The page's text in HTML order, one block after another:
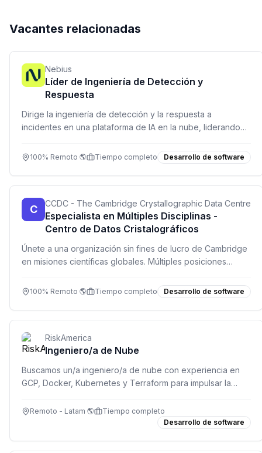
Vacantes relacionadas
Nebius
Líder de Ingeniería de Detección y
Respuesta
Dirige la ingeniería de detección y la respuesta a
incidentes en una plataforma de IA en la nube, liderando
100% Remoto 🌎 Tiempo completo Desarrollo de software
C CCDC - The Cambridge Crystallographic Data Centre
Especialista en Múltiples Disciplinas -
Centro de Datos Cristalográficos
Únete a una organización sin fines de lucro de Cambridge
en misiones científicas globales. Múltiples posiciones
100% remoto.
100% Remoto 🌎 Tiempo completo Desarrollo de software
RiskAmerica
Ingeniero/a de Nube
Buscamos un/a ingeniero/a de nube con experiencia en
GCP, Docker, Kubernetes y Terraform para impulsar la
Remoto - Latam 🌎
Tiempo completo
Desarrollo de software